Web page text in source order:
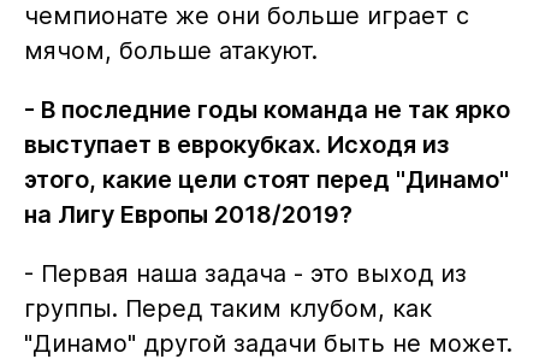
чемпионате же они больше играет с
мячом, больше атакуют.
- В последние годы команда не так ярко
выступает в еврокубках. Исходя из
этого, какие цели стоят перед "Динамо"
на Лигу Европы 2018/2019?
- Первая наша задача - это выход из
группы. Перед таким клубом, как
"Динамо" другой задачи быть не может.